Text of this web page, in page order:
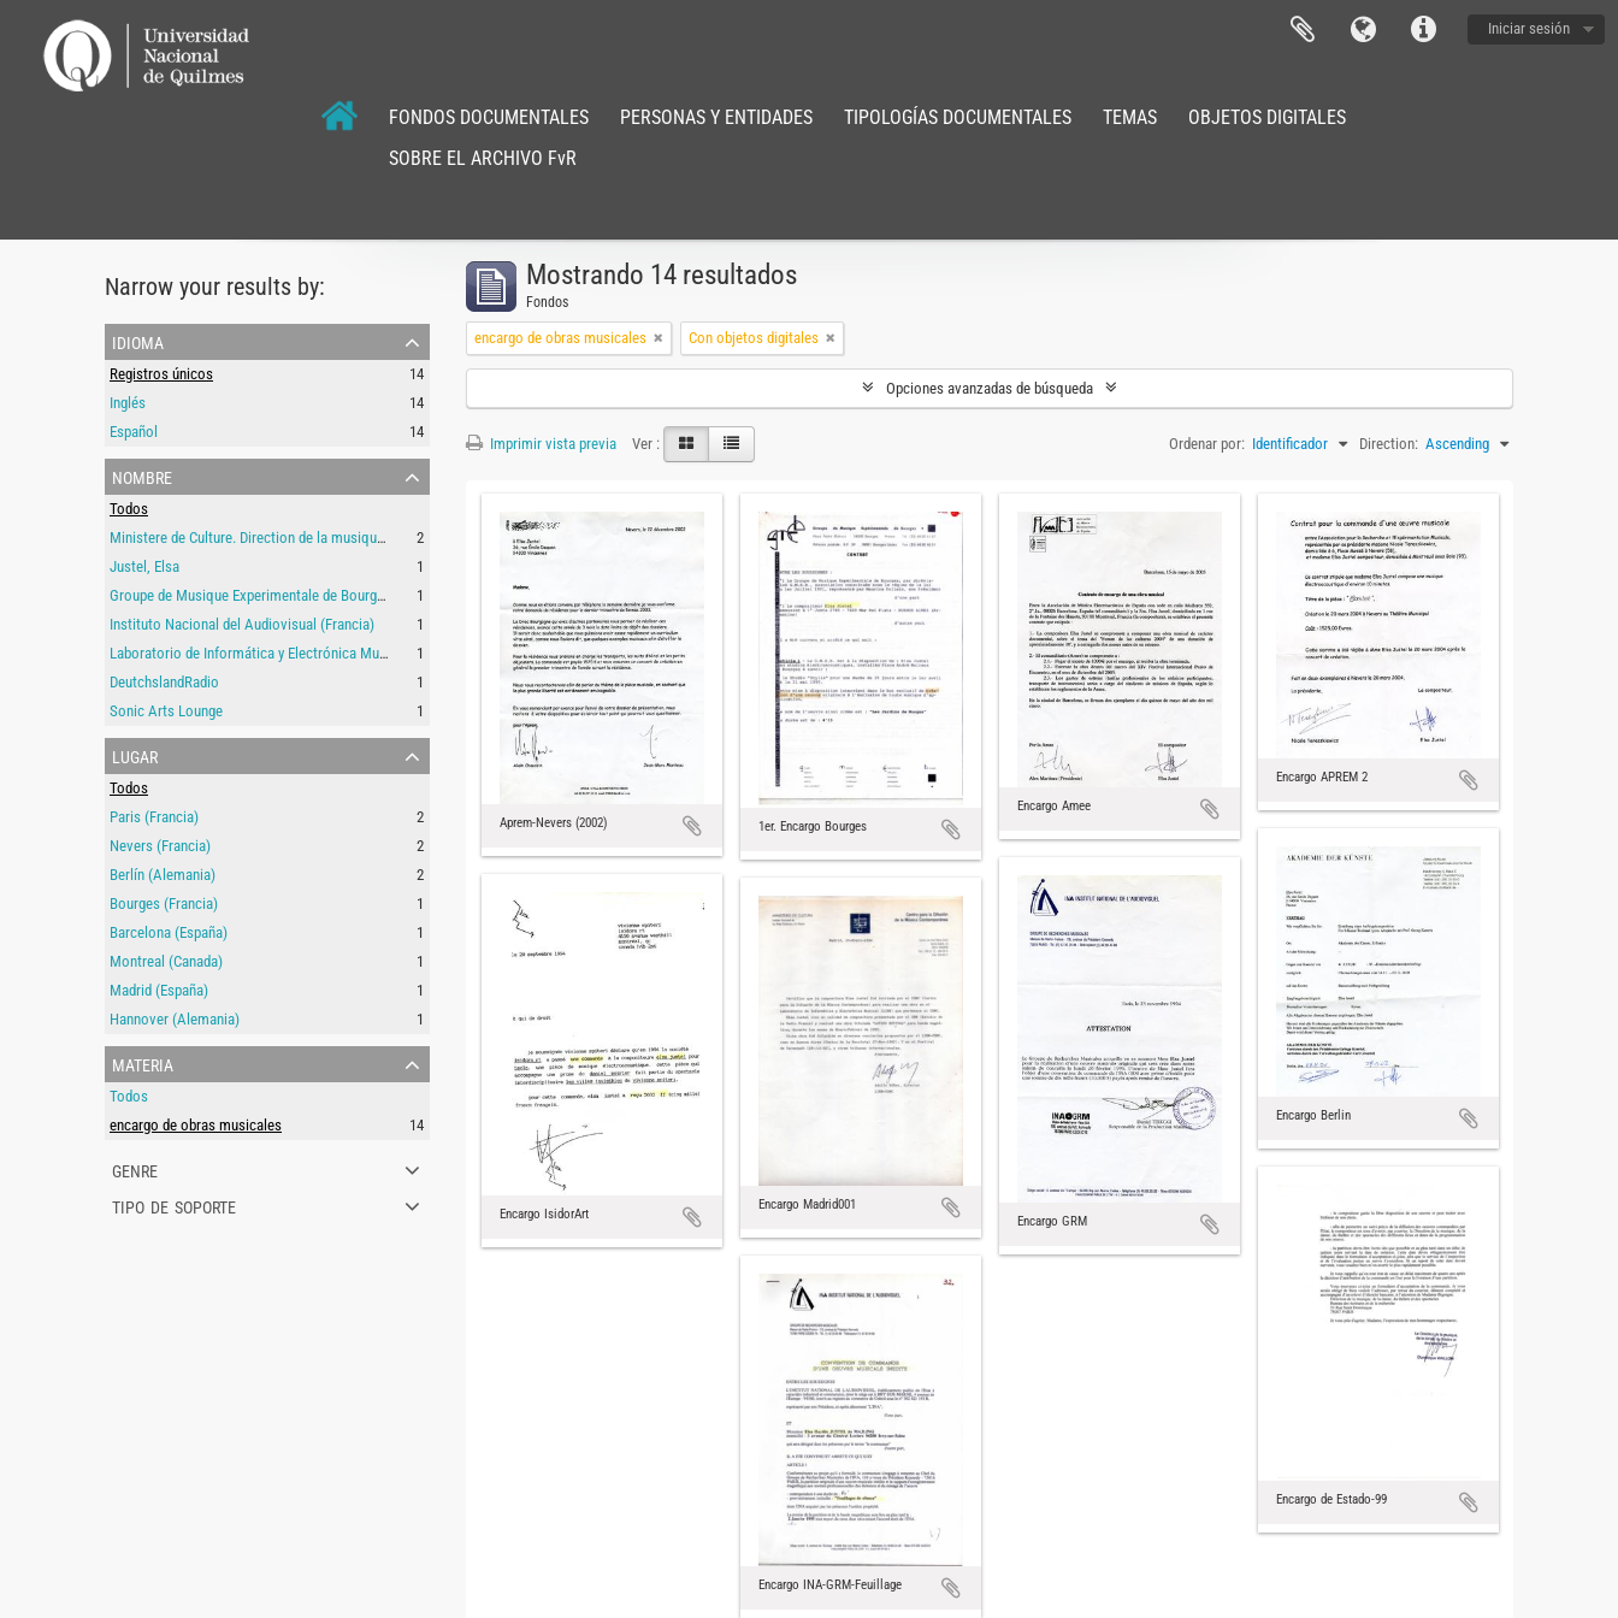
Iniciar sesión
FONDOS DOCUMENTALES PERSONAS Y ENTIDADES TIPOLOGÍAS DOCUMENTALES TEMAS
OBJETOS DIGITALES
SOBRE EL ARCHIVO FvR
Narrow your results by:
idioma
Registros únicos
14
Inglés
14
Español
14
nombre
Todos
Ministere de Culture. Direction de la musique, de la danse, du theatre et des spectacles
2
Justel, Elsa
1
Groupe de Musique Experimentale de Bourges (Francia)
1
Instituto Nacional del Audiovisual (Francia)
1
Laboratorio de Informática y Electrónica Musical (LIEM)
1
DeutchslandRadio
1
Sonic Arts Lounge
1
lugar
Todos
Paris (Francia)
2
Nevers (Francia)
2
Berlín (Alemania)
2
Bourges (Francia)
1
Barcelona (España)
1
Montreal (Canada)
1
Madrid (España)
1
Hannover (Alemania)
1
materia
Todos
encargo de obras musicales
14
genre
tipo de soporte
Mostrando 14 resultados
Fondos
encargo de obras musicales Con objetos digitales
Opciones avanzadas de búsqueda
Imprimir vista previa Ver : Ordenar por: Identificador Direction: Ascending
Aprem-Nevers (2002) 1er. Encargo Bourges
Encargo Amee
Encargo APREM 2
Encargo Berlin
Encargo GRM
Encargo IsidorArt
Encargo Madrid001
Encargo de Estado-99
Encargo INA-GRM-Feuillage